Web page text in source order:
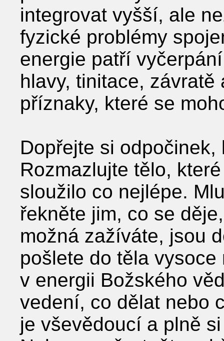
integrovat vyšší, ale
fyzické problémy
energie patří
hlavy, tinitace,
příznaky, které se
Dopřejte si
Rozmazlujte tělo,
sloužilo co nejlépe.
řekněte jim, co se
možná zažíváte, jsou
pošlete do těla
v energii Božského
vedení, co dělat nebo
je vševědoucí a plně